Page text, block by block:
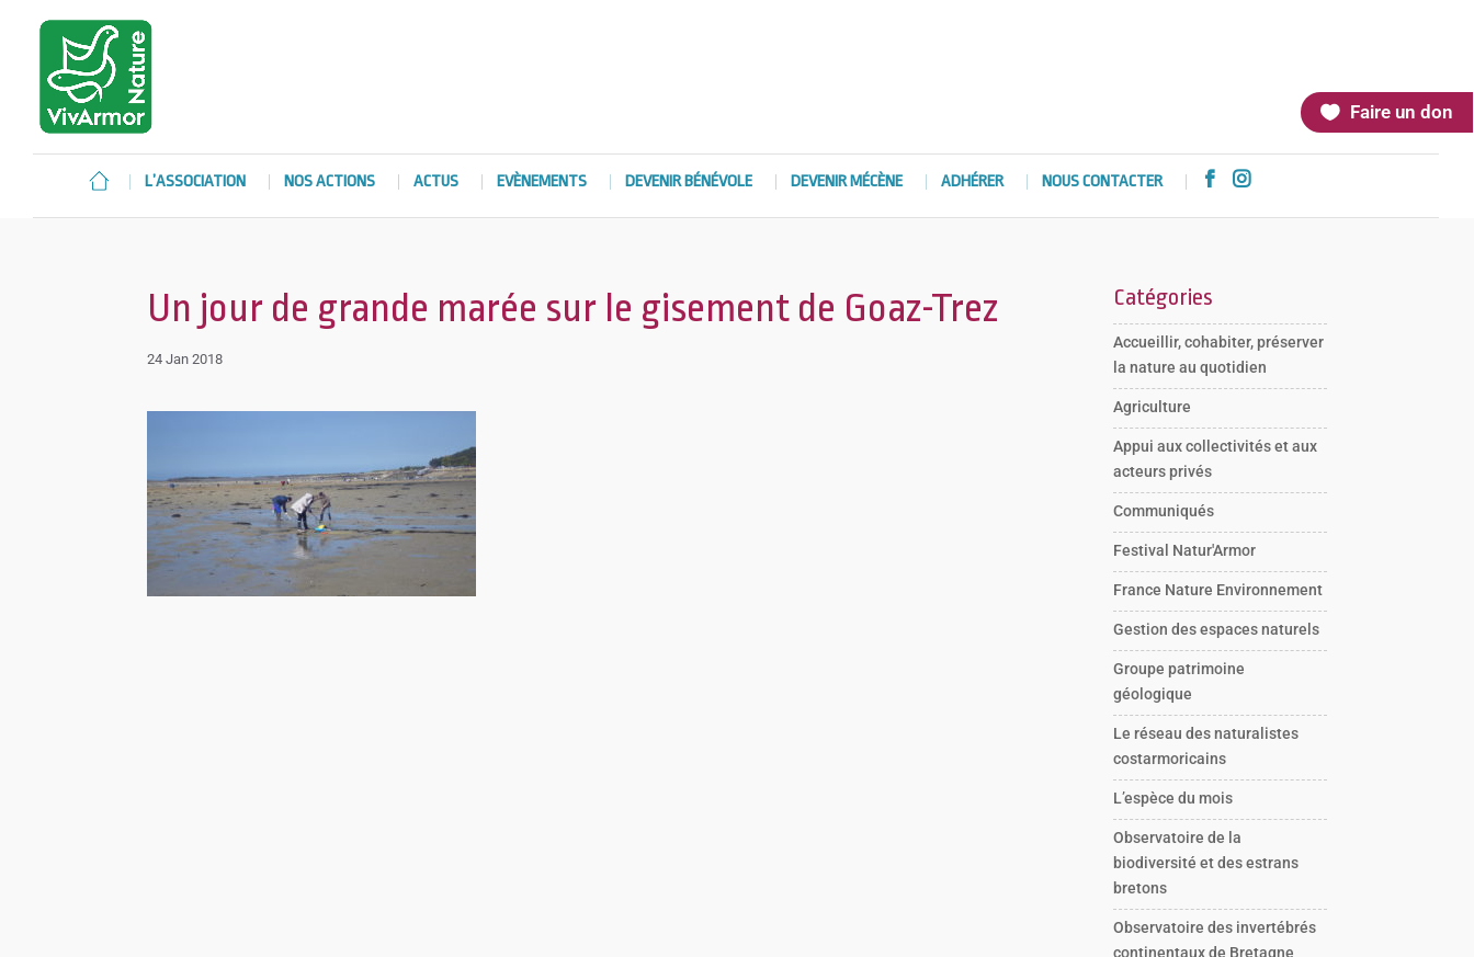
Faire un don
L’ASSOCIATION NOS ACTIONS ACTUS EVÈNEMENTS DEVENIR BÉNÉVOLE DEVENIR MÉCÈNE ADHÉRER NOUS CONTACTER  
Un jour de grande marée sur le gisement de Goaz-Trez
24 Jan 2018
Catégories
Accueillir, cohabiter, préserver
la nature au quotidien
Agriculture
Appui aux collectivités et aux
acteurs privés
Communiqués
Festival Natur'Armor
France Nature Environnement
Gestion des espaces naturels
Groupe patrimoine
géologique
Le réseau des naturalistes
costarmoricains
L’espèce du mois
Observatoire de la
biodiversité et des estrans
bretons
Observatoire des invertébrés
continentaux de Bretagne